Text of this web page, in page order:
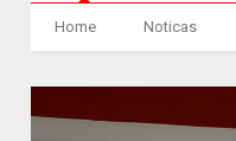
Home Noticas